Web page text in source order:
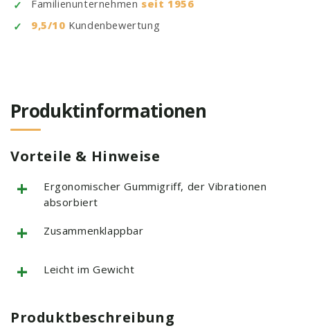
Familienunternehmen seit 1956
9,5/10 Kundenbewertung
Produktinformationen
Vorteile & Hinweise
+
Ergonomischer Gummigriff, der Vibrationen
absorbiert
+ Zusammenklappbar
+ Leicht im Gewicht
Produktbeschreibung